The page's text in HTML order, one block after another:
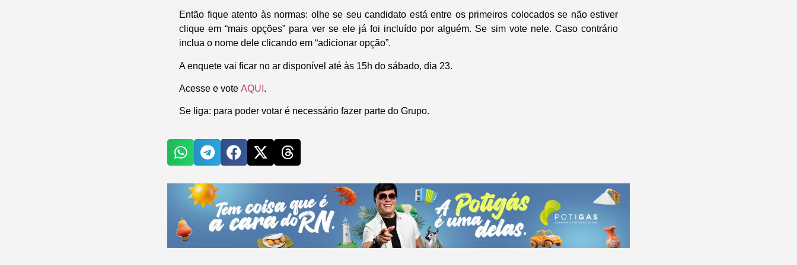
Então fique atento às normas: olhe se seu candidato está entre os primeiros colocados se não estiver
clique em “mais opções” para ver se ele já foi incluído por alguém. Se sim vote nele. Caso contrário
inclua o nome dele clicando em “adicionar opção”.
A enquete vai ficar no ar disponível até às 15h do sábado, dia 23.
Acesse e vote AQUI .
Se liga: para poder votar é necessário fazer parte do Grupo.